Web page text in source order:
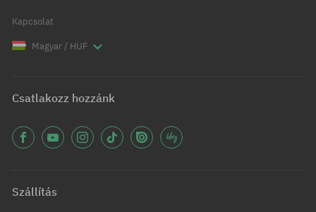
Kapcsolat
Magyar / HUF
Csatlakozz hozzánk
Szállítás